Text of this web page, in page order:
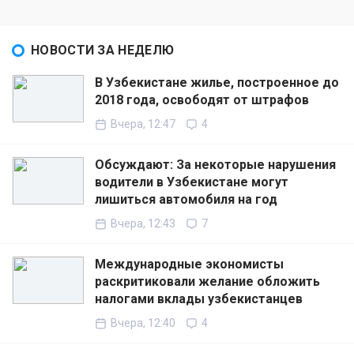
НОВОСТИ ЗА НЕДЕЛЮ
В Узбекистане жилье, построенное до
2018 года, освободят от штрафов
Вчера, 12:47 4
Обсуждают: За некоторые нарушения
водители в Узбекистане могут
лишиться автомобиля на год
Вчера, 12:43 7
Международные экономисты
раскритиковали желание обложить
налогами вклады узбекистанцев
Вчера, 12:40 4